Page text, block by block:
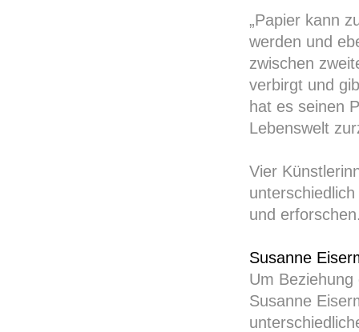
„Papier kann
werden und
zwischen
verbirgt und
hat es seinen
Lebenswelt
Vier
und
Susanne
Um
Susanne